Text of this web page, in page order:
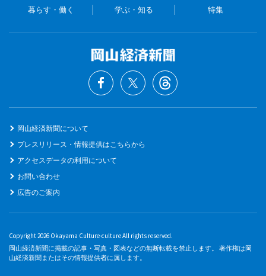
暮らす・働く 学ぶ・知る 特集
岡山経済新聞について
プレスリリース・情報提供はこちらから
アクセスデータの利用について
お問い合わせ
広告のご案内
Copyright 2026 Okayama Culture-culture All rights reserved.
岡山経済新聞に掲載の記事・写真・図表などの無断転載を禁止します。 著作権は岡
山経済新聞またはその情報提供者に属します。